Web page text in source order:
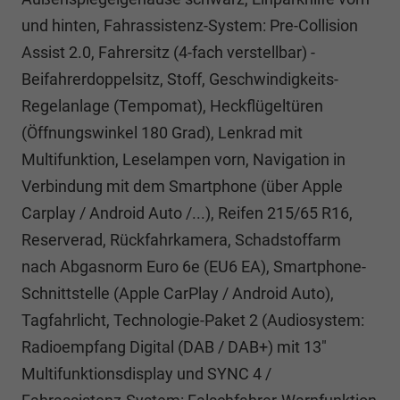
und hinten, Fahrassistenz-System: Pre-Collision
Assist 2.0, Fahrersitz (4-fach verstellbar) -
Beifahrerdoppelsitz, Stoff, Geschwindigkeits-
Regelanlage (Tempomat), Heckflügeltüren
(Öffnungswinkel 180 Grad), Lenkrad mit
Multifunktion, Leselampen vorn, Navigation in
Verbindung mit dem Smartphone (über Apple
Carplay / Android Auto /...), Reifen 215/65 R16,
Reserverad, Rückfahrkamera, Schadstoffarm
nach Abgasnorm Euro 6e (EU6 EA), Smartphone-
Schnittstelle (Apple CarPlay / Android Auto),
Tagfahrlicht, Technologie-Paket 2 (Audiosystem:
Radioempfang Digital (DAB / DAB+) mit 13"
Multifunktionsdisplay und SYNC 4 /